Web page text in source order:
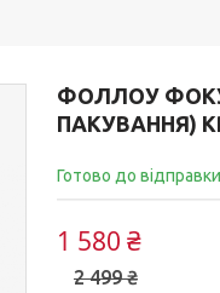
ФОЛЛОУ
ПАКУВАННЯ)
Готово до відправки
2 499 ₴
1 580 ₴